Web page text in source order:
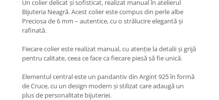
Coliere cu Inimioare
Coliere cu Cruce
Coliere cu Stea
Coliere cu Semilună
Coliere cu Flori
Coliere cu Animale
Un colier delicat și sofisticat, realizat manual în atelierul
Bijuteria Neagră. Acest colier este compus din perle albe
Preciosa de 6 mm – autentice, cu o strălucire elegantă și
rafinată.
Fiecare colier este realizat manual, cu atenție la detalii și grijă
pentru calitate, ceea ce face ca fiecare piesă să fie unică.
Elementul central este un pandantiv din Argint 925 în formă
de Cruce, cu un design modern și stilizat care adaugă un
plus de personalitate bijuteriei.